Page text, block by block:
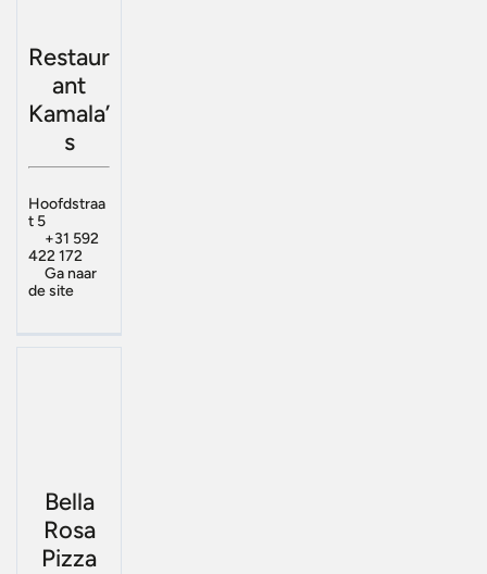
Restaur
ant
Kamala’
s
Hoofdstraa
t 5
+31 592
422 172
Ga naar
de site
Bella
Rosa
Pizza